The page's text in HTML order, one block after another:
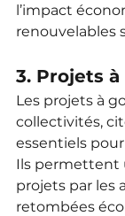
l’impact
renouvelables
3. Projets
Les projets à
collectivités,
essentiels
Ils permettent
projets par les
retombées